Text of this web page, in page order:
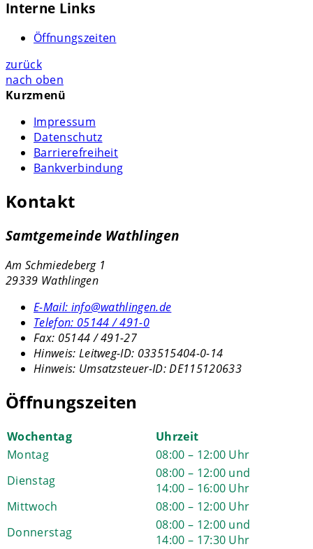
Interne Links
Öffnungszeiten
zurück
nach oben
Kurzmenü
Impressum
Datenschutz
Barrierefreiheit
Bankverbindung
Kontakt
Samtgemeinde Wathlingen
Am Schmiedeberg 1
29339 Wathlingen
E-Mail: info@wathlingen.de
Telefon: 05144 / 491-0
Fax: 05144 / 491-27
Hinweis: Leitweg-ID: 033515404-0-14
Hinweis: Umsatzsteuer-ID: DE115120633
Öffnungszeiten
Wochentag
Uhrzeit
Montag
08:00 – 12:00 Uhr
Dienstag
08:00 – 12:00 und
14:00 – 16:00 Uhr
Mittwoch
08:00 – 12:00 Uhr
Donnerstag
08:00 – 12:00 und
14:00 – 17:30 Uhr